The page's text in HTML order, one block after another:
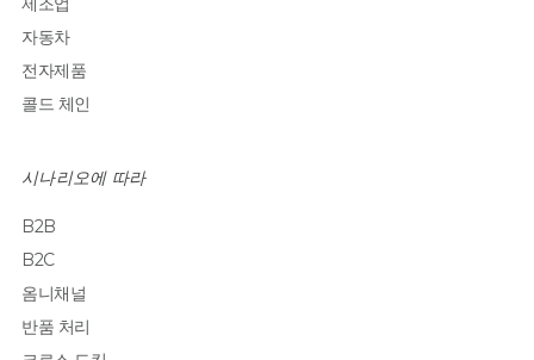
자동차
전자제품
콜드 체인
시나리오에 따라
B2B
B2C
옴니채널
반품 처리